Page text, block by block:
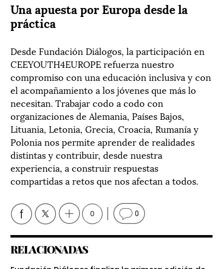
Una apuesta por Europa desde la
práctica
Desde Fundación Diálogos, la participación en
CEEYOUTH4EUROPE refuerza nuestro
compromiso con una educación inclusiva y con
el acompañamiento a los jóvenes que más lo
necesitan. Trabajar codo a codo con
organizaciones de Alemania, Países Bajos,
Lituania, Letonia, Grecia, Croacia, Rumanía y
Polonia nos permite aprender de realidades
distintas y contribuir, desde nuestra
experiencia, a construir respuestas
compartidas a retos que nos afectan a todos.
0 0
RELACIONADAS